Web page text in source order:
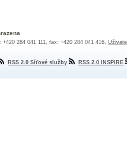
284 041 111, fax: +420 284 041 416,
RSS 2.0 Síťové služby RSS 2.0 INSPIRE